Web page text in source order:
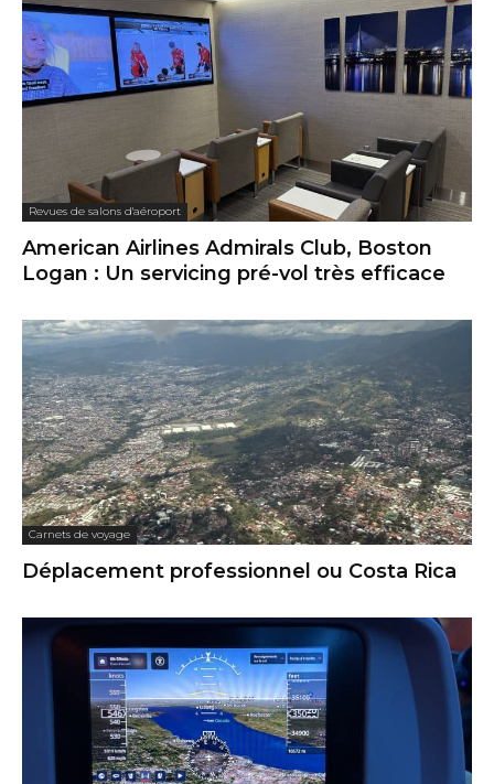
Revues de salons d'aéroport
American Airlines Admirals Club, Boston
Logan : Un servicing pré-vol très efficace
Carnets de voyage
Déplacement professionnel ou Costa Rica